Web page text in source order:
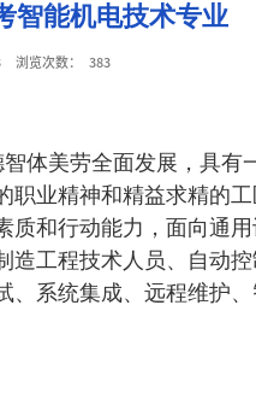
智能机电技术专业
浏览次数： 383
体美劳全面发展，具有
业精神和精益求精的
和行动能力，面向通
工程技术人员、自动
系统集成、远程维护